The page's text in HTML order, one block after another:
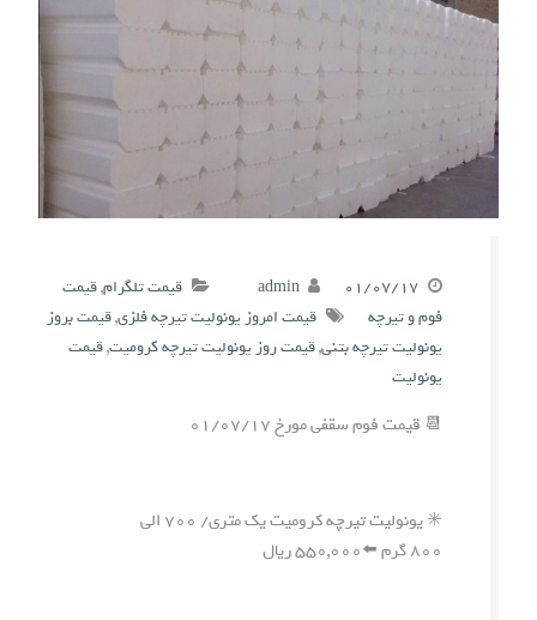
۰۱/۰۷/۱۷ admin قیمت تلگرام,قیمت
فوم و تیرچه
قیمت امروز یونولیت تیرچه فلزی,قیمت بروز
یونولیت تیرچه بتنی,قیمت روز یونولیت تیرچه کرومیت,قیمت
یونولیت
📆 قیمت فوم سقفی مورخ ۰۱/۰۷/۱۷
✳️ یونولیت تیرچه کرومیت یک متری/ ۷۰۰ الی
۸۰۰ گرم ⬅️۵۵۰,۰۰۰ ریال